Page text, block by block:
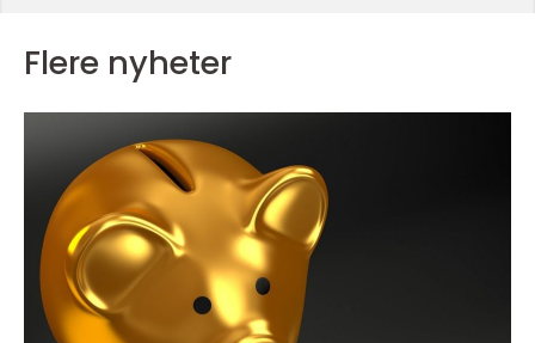
Flere nyheter